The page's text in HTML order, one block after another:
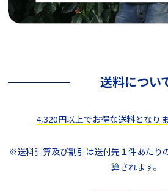
送料につい
4,320円以上でお得な送料となり
※送料計算及び割引は送付先１件あたり
算されます。